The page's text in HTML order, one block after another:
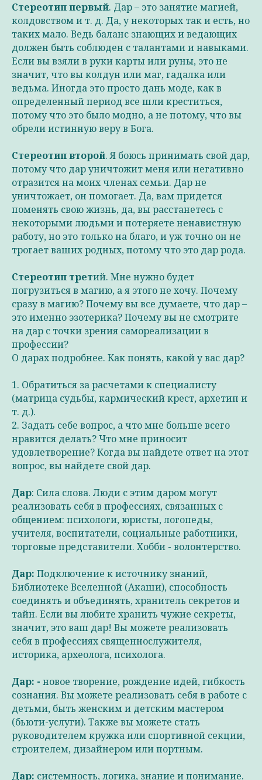
Стереотип первый. Дар – это занятие магией,
колдовством и т. д. Да, у некоторых так и есть, но
таких мало. Ведь баланс знающих и ведающих
должен быть соблюден с талантами и навыками.
Если вы взяли в руки карты или руны, это не
значит, что вы колдун или маг, гадалка или
ведьма. Иногда это просто дань моде, как в
определенный период все шли креститься,
потому что это было модно, а не потому, что вы
обрели истинную веру в Бога.
Стереотип второй. Я боюсь принимать свой дар,
потому что дар уничтожит меня или негативно
отразится на моих членах семьи. Дар не
уничтожает, он помогает. Да, вам придется
поменять свою жизнь, да, вы расстанетесь с
некоторыми людьми и потеряете ненавистную
работу, но это только на благо, и уж точно он не
трогает ваших родных, потому что это дар рода.
Стереотип третий. Мне нужно будет
погрузиться в магию, а я этого не хочу. Почему
сразу в магию? Почему вы все думаете, что дар –
это именно эзотерика? Почему вы не смотрите
на дар с точки зрения самореализации в
профессии?
О дарах подробнее. Как понять, какой у вас дар?
1. Обратиться за расчетами к специалисту
(матрица судьбы, кармический крест, архетип и
т. д.).
2. Задать себе вопрос, а что мне больше всего
нравится делать? Что мне приносит
удовлетворение? Когда вы найдете ответ на этот
вопрос, вы найдете свой дар.
Дар: Сила слова. Люди с этим даром могут
реализовать себя в профессиях, связанных с
общением: психологи, юристы, логопеды,
учителя, воспитатели, социальные работники,
торговые представители. Хобби - волонтерство.
Дар: Подключение к источнику знаний,
Библиотеке Вселенной (Акаши), способность
соединять и объединять, хранитель секретов и
тайн. Если вы любите хранить чужие секреты,
значит, это ваш дар! Вы можете реализовать
себя в профессиях священнослужителя,
историка, археолога, психолога.
Дар: - новое творение, рождение идей, гибкость
сознания. Вы можете реализовать себя в работе с
детьми, быть женским и детским мастером
(бьюти-услуги). Также вы можете стать
руководителем кружка или спортивной секции,
строителем, дизайнером или портным.
Дар: системность, логика, знание и понимание.